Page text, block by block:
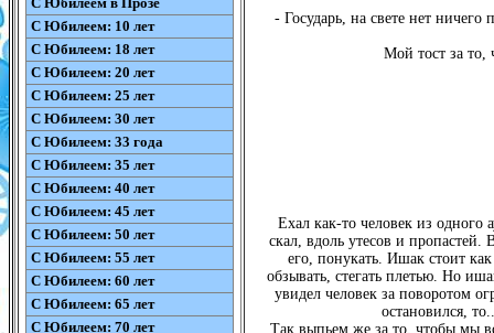
С Юбилеем: 10 лет
С Юбилеем: 18 лет
С Юбилеем: 20 лет
С Юбилеем: 25 лет
С Юбилеем: 30 лет
С Юбилеем: 33 года
С Юбилеем: 35 лет
С Юбилеем: 40 лет
С Юбилеем: 45 лет
С Юбилеем: 50 лет
С Юбилеем: 55 лет
С Юбилеем: 60 лет
С Юбилеем: 65 лет
С Юбилеем: 70 лет
- Государь, на свете нет
Мой тост за то,
Ехал как-то человек из одного
скал, вдоль утесов и пропастей.
его, понукать. Ишак стоит
обзывать, стегать плетью. Но
увидел человек за поворотом
остановился,
Так выпьем же за то, чтобы мы